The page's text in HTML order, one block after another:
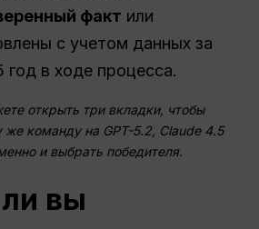
факт или
с учетом данных за
год в ходе процесса.
открыть три вкладки, чтобы
же команду на GPT-5.2, Claude 4.5
и выбрать победителя.
вы